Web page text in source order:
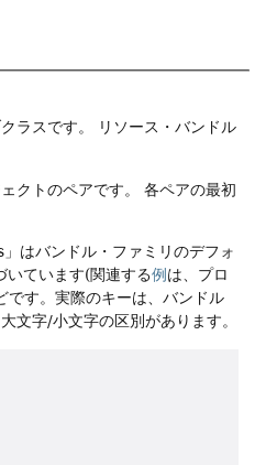
ラスです。
リソース・バンドル
クトのペアです。
各ペアの最初
はバンドル・ファミリのデフォ
いています(関連する例 は、プロ
です。実際のキーは、バンドル
文字/小文字の区別があります。